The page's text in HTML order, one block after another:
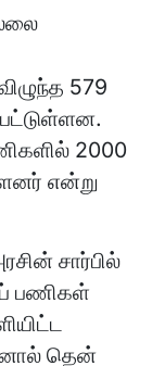
579
2000
என்று
சார்பில்
பணிகள்
தென்